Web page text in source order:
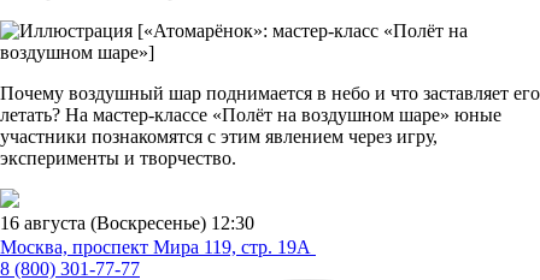
Почему воздушный шар поднимается в небо и что заставляет его
летать? На мастер-классе «Полёт на воздушном шаре» юные
участники познакомятся с этим явлением через игру,
эксперименты и творчество.
16 августа (Воскресенье) 12:30
Москва, проспект Мира 119, стр. 19А
8 (800) 301-77-77